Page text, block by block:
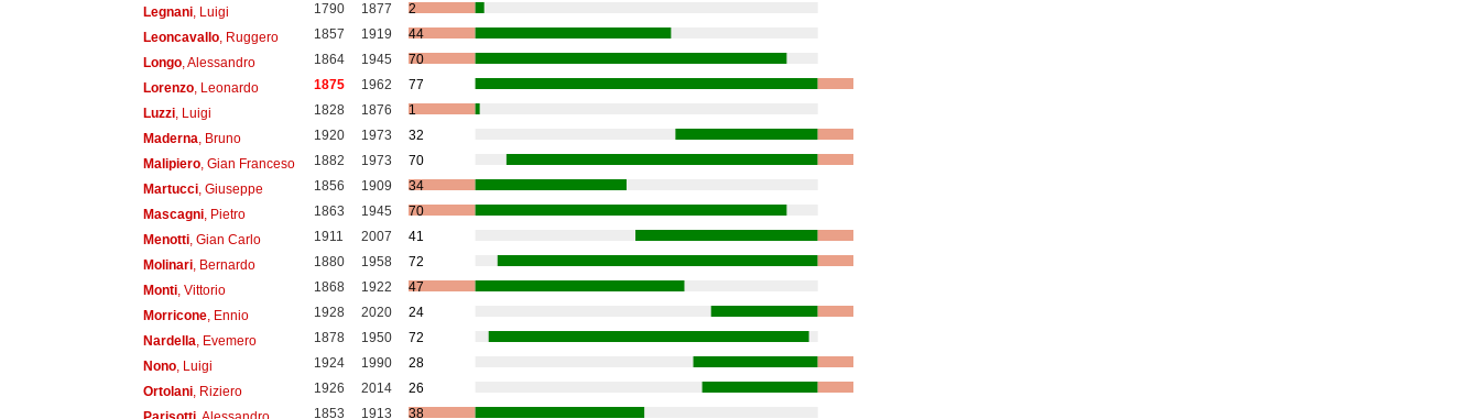
Legnani, Luigi 1790 1877
2
Leoncavallo, Ruggero 1857 1919
44
Longo, Alessandro 1864 1945
70
Lorenzo, Leonardo 1875 1962
77
Luzzi, Luigi 1828 1876
1
Maderna , Bruno 1920 1973
32
Malipiero, Gian Franceso 1882 1973
70
Martucci, Giuseppe 1856 1909
34
Mascagni, Pietro 1863 1945
70
Menotti, Gian Carlo 1911 2007
41
Molinari, Bernardo 1880 1958
72
Monti, Vittorio 1868 1922
47
Morricone, Ennio 1928 2020
24
Nardella , Evemero 1878 1950
72
Nono, Luigi 1924 1990
28
Ortolani, Riziero 1926 2014
26
1853 1913
38